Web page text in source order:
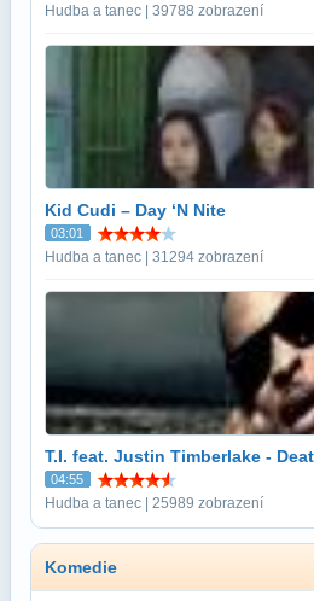
Hudba a tanec | 39788 zobrazení
Kid Cudi – Day ‘N Nite
03:01
Hudba a tanec | 31294 zobrazení
T.I. feat. Justin Timberlake -
04:55
Hudba a tanec | 25989 zobrazení
Komedie